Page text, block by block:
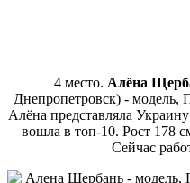
4 место. Алёна
Днепропетровск) - модель,
Алёна представляла
вошла в топ-10. Рост 178
Сейчас